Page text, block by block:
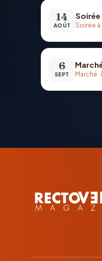
14
AOÛT Soirée à
6
SEPT Marché ·